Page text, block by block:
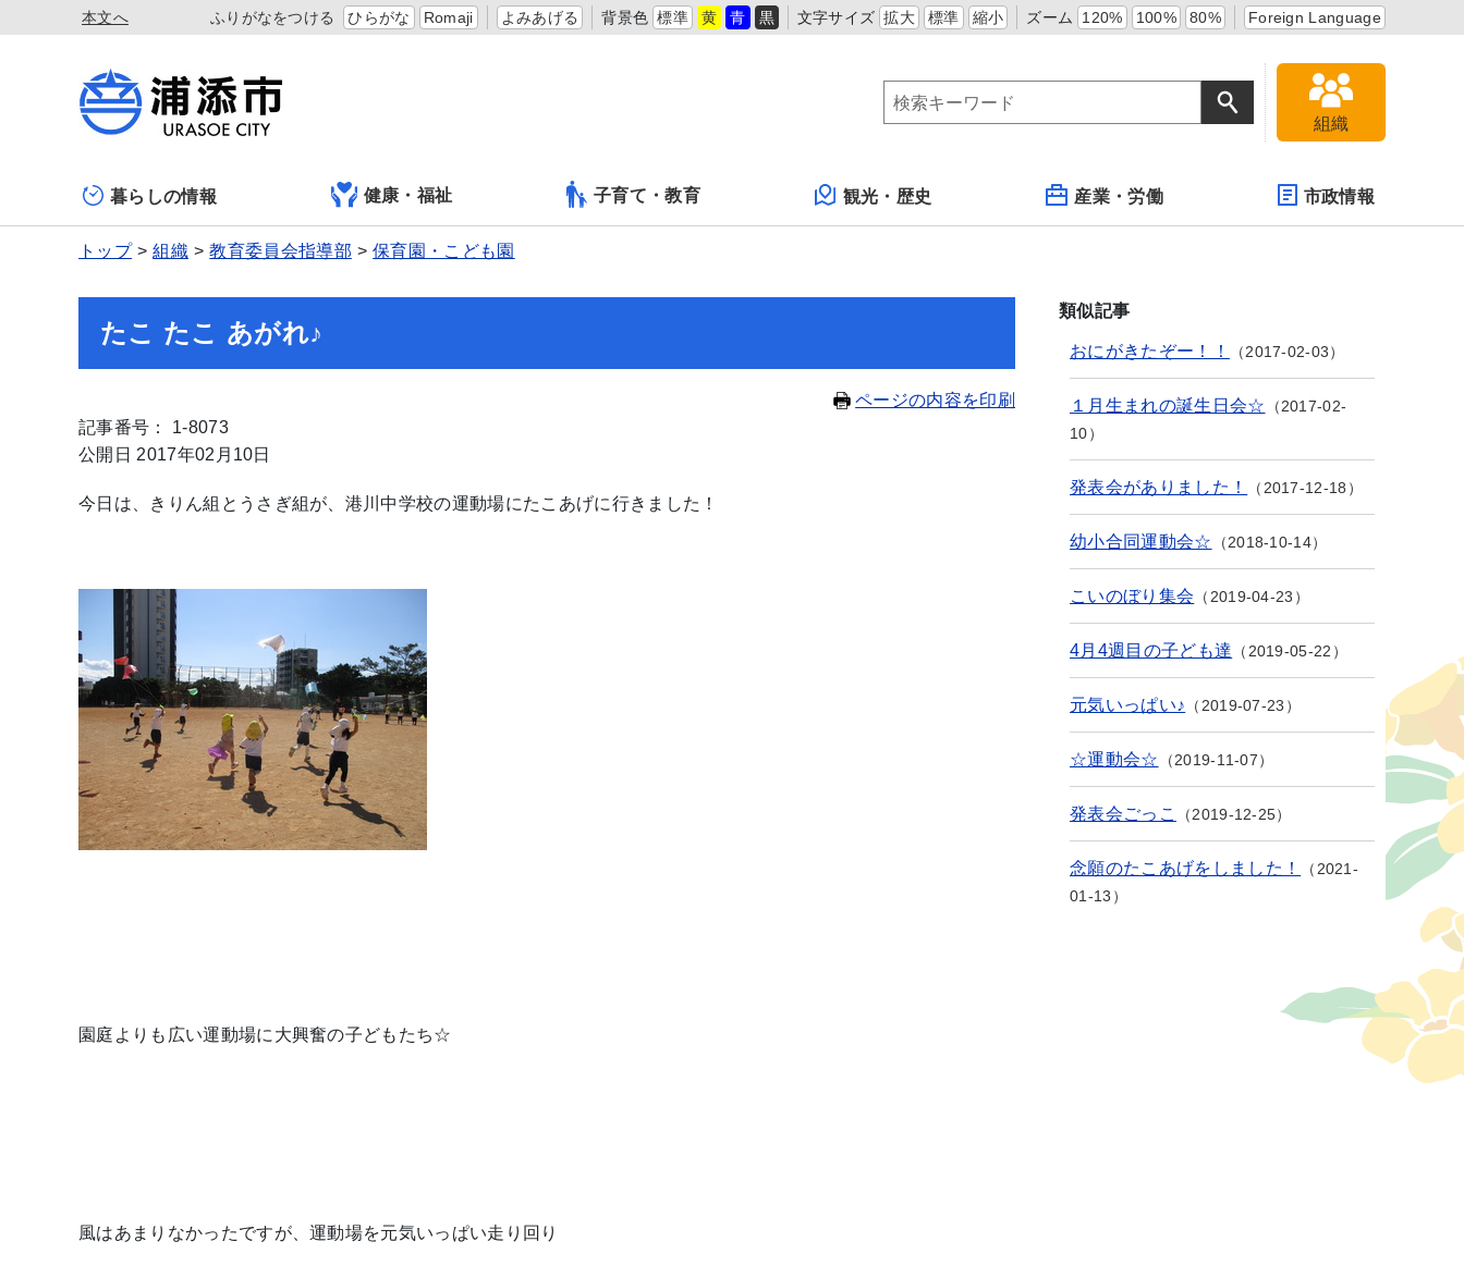
本文へ ふりがなをつける ひらがな Romaji よみあげる 背景色 標準 黄 青 黒 文字サイズ 拡大 標準 縮小 ズーム 120% 100% 80% Foreign Language
組織
暮らしの情報 健康・福祉 子育て・教育 観光・歴史 産業・労働 市政情報
トップ 組織 教育委員会指導部 保育園・こども園
たこ たこ あがれ♪
ページの内容を印刷
記事番号： 1-8073
公開日 2017年02月10日
今日は、きりん組とうさぎ組が、港川中学校の運動場にたこあげに行きました！
園庭よりも広い運動場に大興奮の子どもたち☆
風はあまりなかったですが、運動場を元気いっぱい走り回り
類似記事
おにがきたぞー！！ 2017-02-03
１月生まれの誕生日会☆
2017-02-
10
発表会がありました！ 2017-12-18
幼小合同運動会☆ 2018-10-14
こいのぼり集会 2019-04-23
4月4週目の子ども達 2019-05-22
元気いっぱい♪ 2019-07-23
☆運動会☆ 2019-11-07
発表会ごっこ 2019-12-25
念願のたこあげをしました！
2021-
01-13